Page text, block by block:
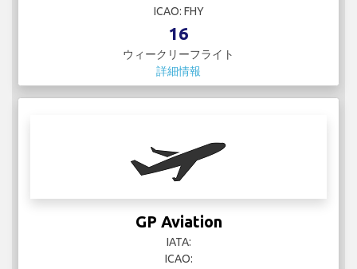
ICAO: FHY
16
ウィークリーフライト
詳細情報
GP Aviation
IATA:
ICAO: